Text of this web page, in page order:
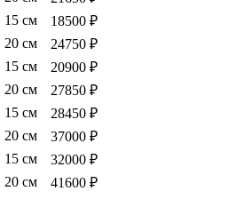
15 см
18500 ₽
20 см
24750 ₽
15 см
20900 ₽
20 см
27850 ₽
15 см
28450 ₽
20 см
37000 ₽
15 см
32000 ₽
20 см 41600 ₽